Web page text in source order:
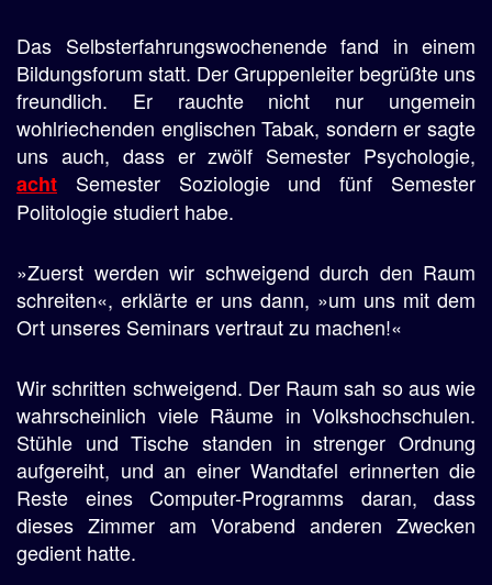
Das Selbsterfahrungswochenende fand in einem
Bildungsforum statt. Der Gruppenleiter begrüßte uns
freundlich. Er rauchte nicht nur ungemein
wohlriechenden englischen Tabak, sondern er sagte
uns auch, dass er zwölf Semester Psychologie,
acht Semester Soziologie und fünf Semester
Politologie studiert habe.
»Zuerst werden wir schweigend durch den Raum
schreiten«, erklärte er uns dann, »um uns mit dem
Ort unseres Seminars vertraut zu machen!«
Wir schritten schweigend. Der Raum sah so aus wie
wahrscheinlich viele Räume in Volkshochschulen.
Stühle und Tische standen in strenger Ordnung
aufgereiht, und an einer Wandtafel erinnerten die
Reste eines Computer-Programms daran, dass
dieses Zimmer am Vorabend anderen Zwecken
gedient hatte.